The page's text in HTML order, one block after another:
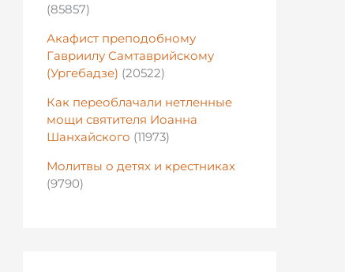
(85857)
Акафист преподобному
Гавриилу Самтаврийскому
(Ургебадзе) (20522)
Как переоблачали нетленные
мощи святителя Иоанна
Шанхайского (11973)
Молитвы о детях и крестниках
(9790)